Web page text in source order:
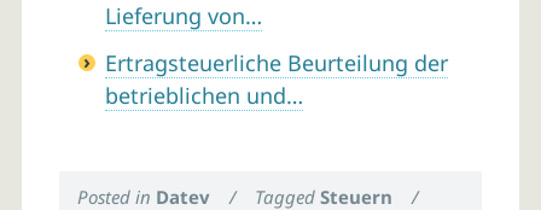
Lieferung von…
Ertragsteuerliche Beurteilung der
betrieblichen und…
Posted in Datev / TaggedSteuern /